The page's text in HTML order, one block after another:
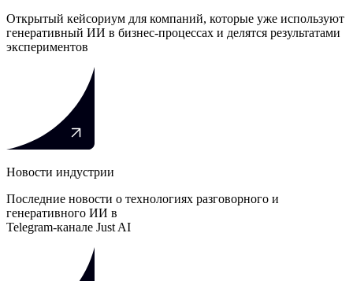
Открытый кейсориум для компаний, которые уже используют
генеративный ИИ в бизнес-процессах и делятся результатами
экспериментов
Новости индустрии
Последние новости о технологиях разговорного и
генеративного ИИ в
Telegram-канале Just AI